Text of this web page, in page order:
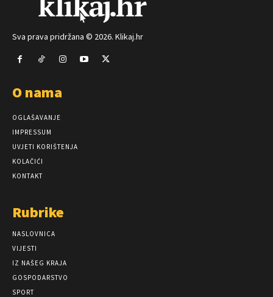
Sva prava pridržana © 2026. Klikaj.hr
O nama
OGLAŠAVANJE
IMPRESSUM
UVJETI KORIŠTENJA
KOLAČIĆI
KONTAKT
Rubrike
NASLOVNICA
VIJESTI
IZ NAŠEG KRAJA
GOSPODARSTVO
SPORT